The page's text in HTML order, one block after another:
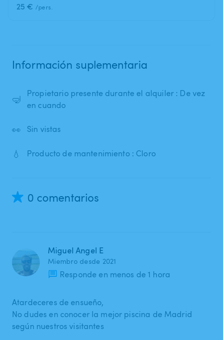
25 € /pers.
Información suplementaria
🤿
Propietario presente durante el alquiler : De vez
en cuando
👀 Sin vistas
💧 Producto de mantenimiento : Cloro
0 comentarios
Miguel Angel E
Miembro desde 2021
Responde en menos de 1 hora
Atardeceres de ensueño,
No dudes en conocer la mejor piscina de Madrid
según nuestros visitantes